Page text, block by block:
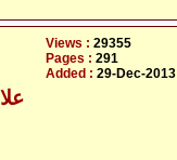
Views : 29355
Pages : 291
Added : 29-Dec-2013